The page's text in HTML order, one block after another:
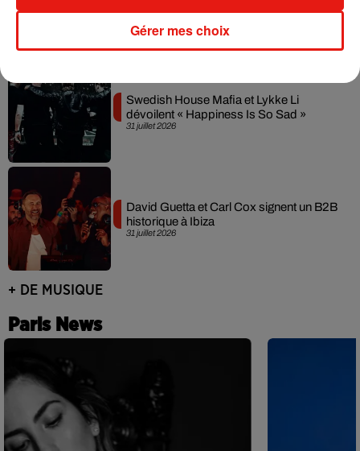
31 juillet 2026
Swedish House Mafia et Lykke Li
dévoilent « Happiness Is So Sad »
31 juillet 2026
David Guetta et Carl Cox signent un B2B
historique à Ibiza
+ DE MUSIQUE
Paris News
Gérer mes choix